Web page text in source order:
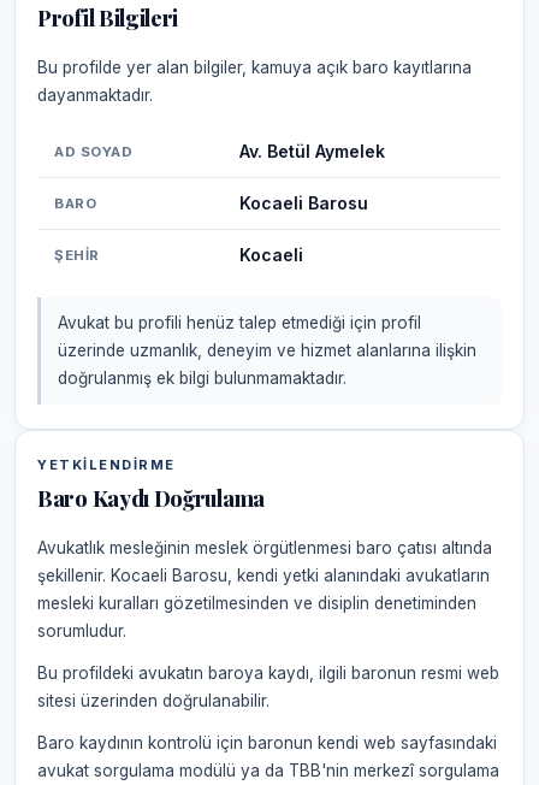
Profil Bilgileri
Bu profilde yer alan bilgiler, kamuya açık baro kayıtlarına
dayanmaktadır.
AD SOYAD Av. Betül Aymelek
BARO Kocaeli Barosu
ŞEHIR Kocaeli
Avukat bu profili henüz talep etmediği için profil
üzerinde uzmanlık, deneyim ve hizmet alanlarına ilişkin
doğrulanmış ek bilgi bulunmamaktadır.
YETKILENDIRME
Baro Kaydı Doğrulama
Avukatlık mesleğinin meslek örgütlenmesi baro çatısı altında
şekillenir. Kocaeli Barosu, kendi yetki alanındaki avukatların
mesleki kuralları gözetilmesinden ve disiplin denetiminden
sorumludur.
Bu profildeki avukatın baroya kaydı, ilgili baronun resmi web
sitesi üzerinden doğrulanabilir.
Baro kaydının kontrolü için baronun kendi web sayfasındaki
avukat sorgulama modülü ya da TBB'nin merkezî sorgulama